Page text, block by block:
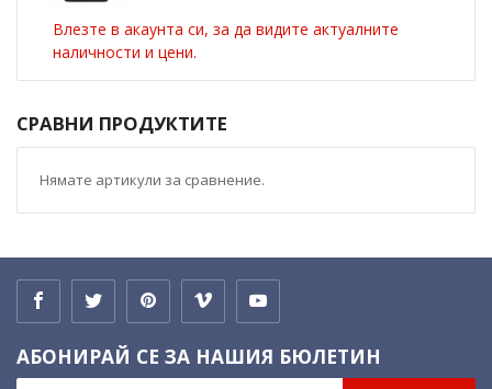
Влезте в акаунта си, за да видите актуалните
наличности и цени.
СРАВНИ ПРОДУКТИТЕ
Нямате артикули за сравнение.
АБОНИРАЙ СЕ ЗА НАШИЯ БЮЛЕТИН